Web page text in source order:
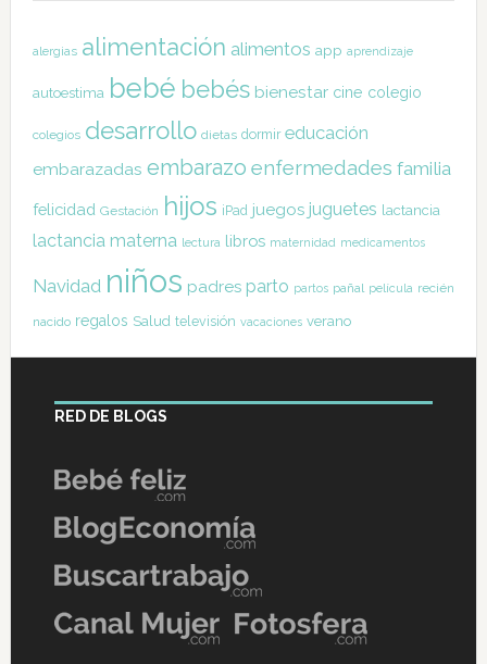
alergias alimentación alimentos app aprendizaje
autoestima bebé bebés bienestar cine colegio
colegios desarrollo dietas dormir educación
embarazadas embarazo enfermedades familia
felicidad Gestación hijos iPad juegos juguetes lactancia
lactancia materna lectura libros maternidad medicamentos
Navidad niños padres parto partos pañal película recién
nacido regalos Salud televisión vacaciones verano
RED DE BLOGS